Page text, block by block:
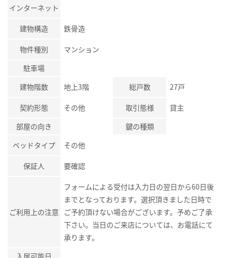
インターネット
建物構造 鉄骨造
物件種別
マンション
駐車場
建物階数
地上3階 総戸数 27戸
契約形態 その他 取引態様
貸主
部屋の向き
鍵の種類
ベッドタイプ
その他
保証人 要確認
ご利用上の注意
フォームによる受付は入力日の翌日から60日後
までとなっております。選択頂きました日時で
ご予約頂けない場合がございます。予めご了承
下さい。当日のご来店については、お電話にて
承ります。
入居可能日